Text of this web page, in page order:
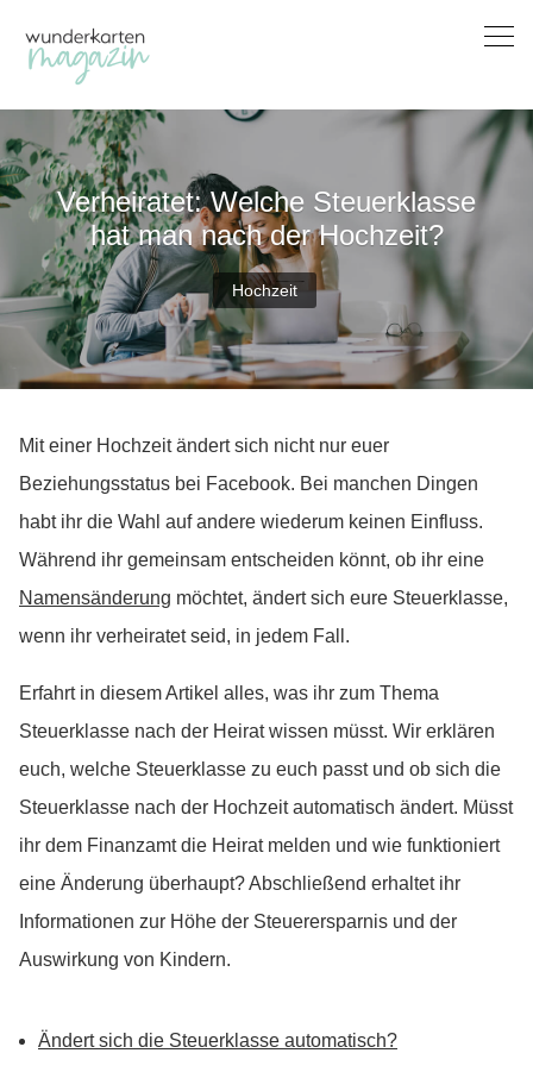
Verheiratet: Welche Steuerklasse
hat man nach der Hochzeit?
Hochzeit
Mit einer Hochzeit ändert sich nicht nur euer
Beziehungsstatus bei Facebook. Bei manchen Dingen
habt ihr die Wahl auf andere wiederum keinen Einfluss.
Während ihr gemeinsam entscheiden könnt, ob ihr eine
Namensänderung möchtet, ändert sich eure Steuerklasse,
wenn ihr verheiratet seid, in jedem Fall.
Erfahrt in diesem Artikel alles, was ihr zum Thema
Steuerklasse nach der Heirat wissen müsst. Wir erklären
euch, welche Steuerklasse zu euch passt und ob sich die
Steuerklasse nach der Hochzeit automatisch ändert. Müsst
ihr dem Finanzamt die Heirat melden und wie funktioniert
eine Änderung überhaupt? Abschließend erhaltet ihr
Informationen zur Höhe der Steuerersparnis und der
Auswirkung von Kindern.
Ändert sich die Steuerklasse automatisch?